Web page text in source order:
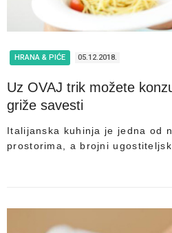
HRANA & PIĆE 05.12.2018.
Uz OVAJ trik možete
griže savesti
Italijanska kuhinja je jedna od
prostorima, a brojni